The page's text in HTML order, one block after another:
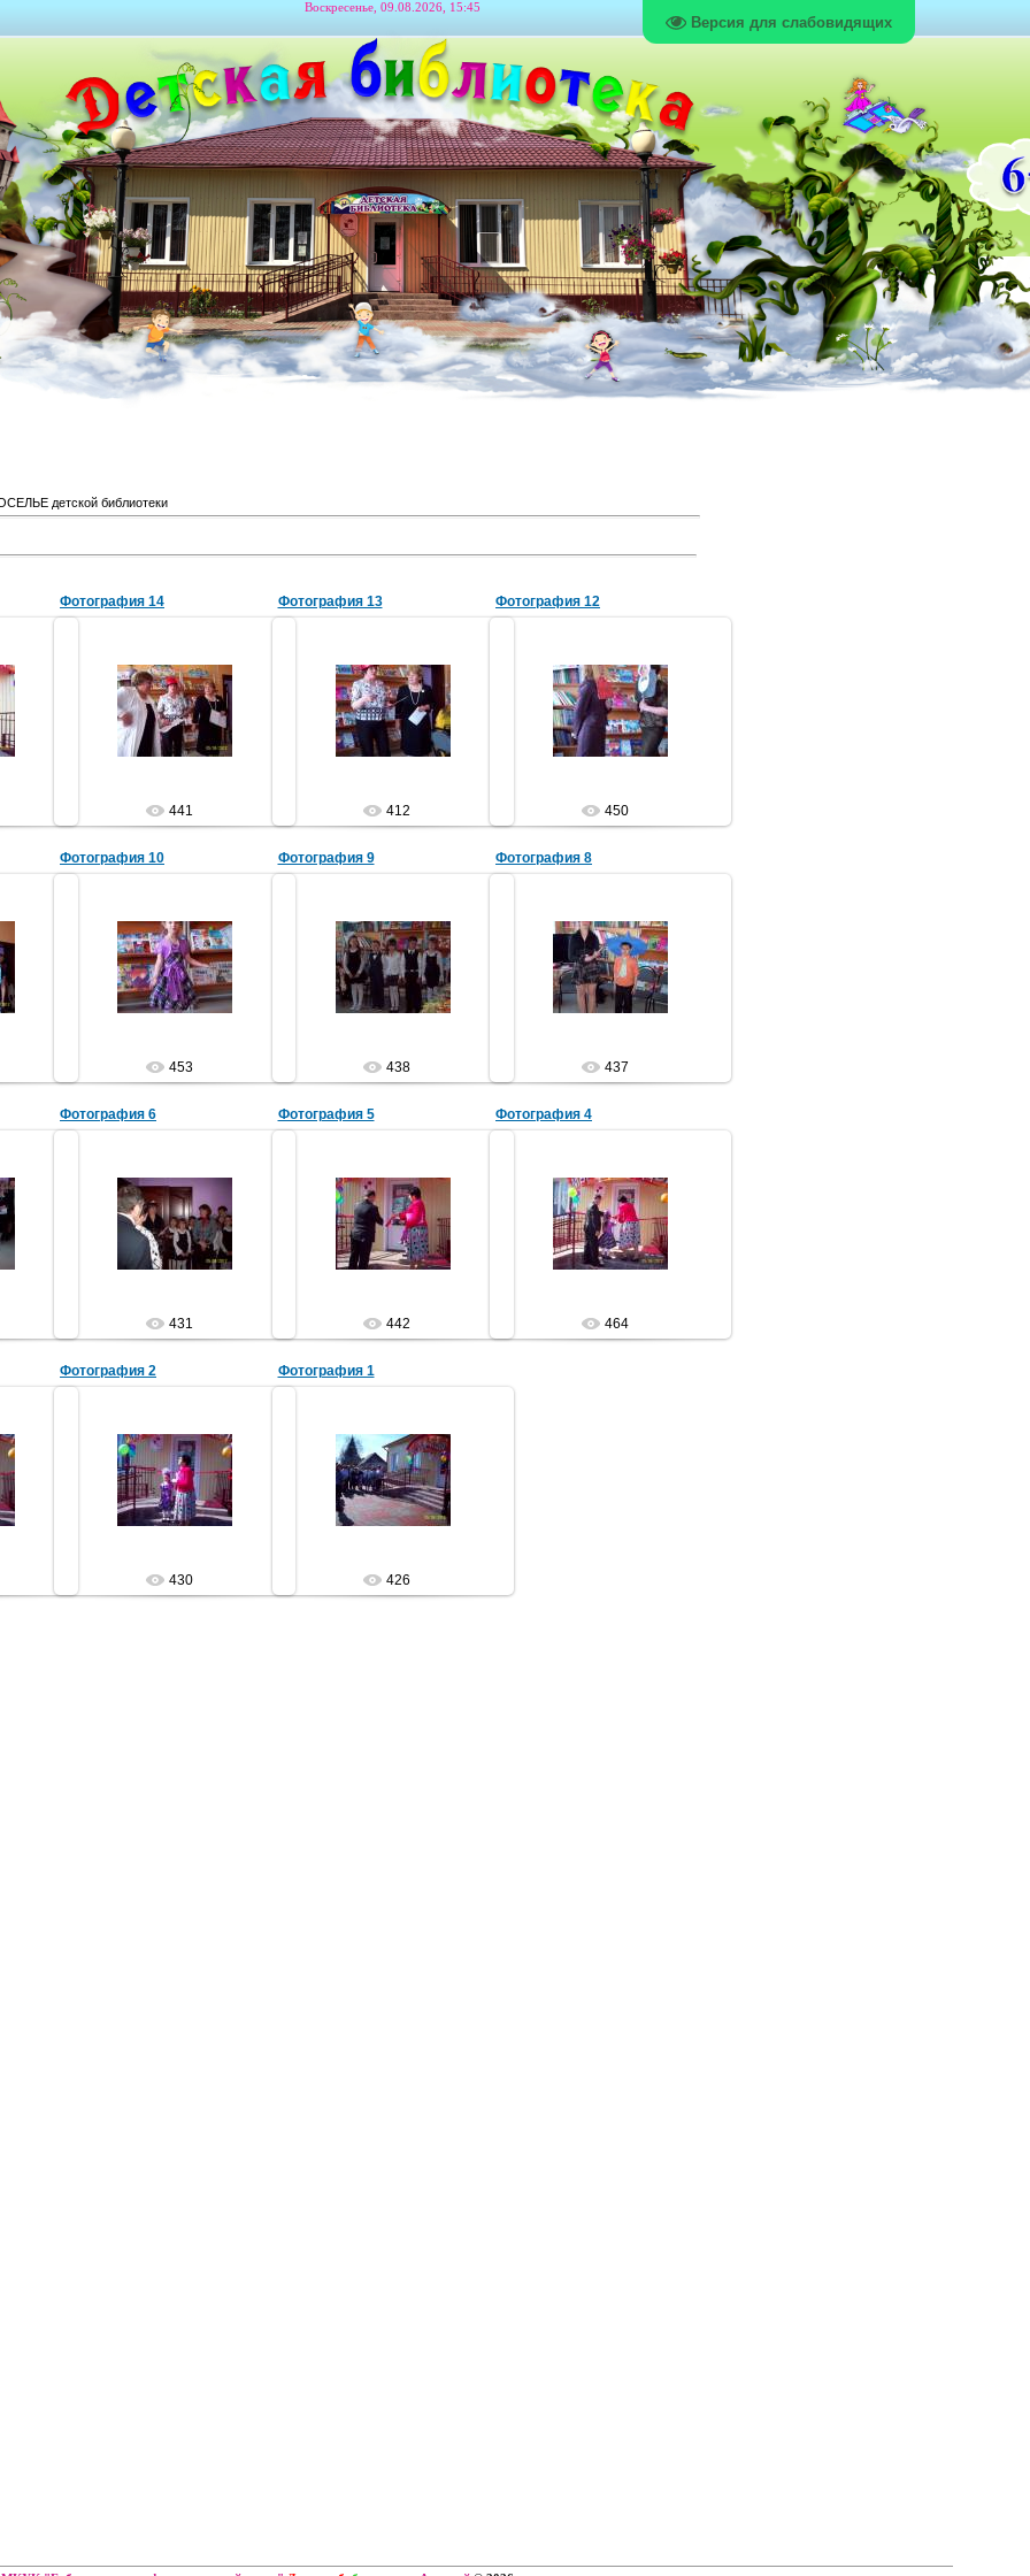
Версия для слабовидящих
Воскресенье, 09.08.2026, 15:45
детской библиотеки
Фотография 14
29.05.2012
Библиотека
441
Фотография 13
29.05.2012
Библиотека
412
Фотография 12
29.05.2012
Библиотека
450
Фотография 10
29.05.2012
Выступление Татьяны-юной
читательницы детской
библиотеки
Библиотека
453
Фотография 9
29.05.2012
Выступление учеников школы
№5, 3"а" класса
Библиотека
438
Фотография 8
29.05.2012
Незнайка показывает читальный
зал
Библиотека
437
Фотография 6
29.05.2012
Королева книг встречает гостей
Библиотека
431
Фотография 5
29.05.2012
Библиотека
442
Фотография 4
29.05.2012
Библиотека
464
Фотография 2
29.05.2012
Библиотека
430
Фотография 1
29.05.2012
Библиотека
426